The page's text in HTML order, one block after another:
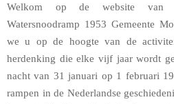
Welkom op de website van
Watersnoodramp 1953 Gemeente
we u op de hoogte van de
herdenking die elke vijf jaar wordt
nacht van 31 januari op 1 februari
rampen in de Nederlandse